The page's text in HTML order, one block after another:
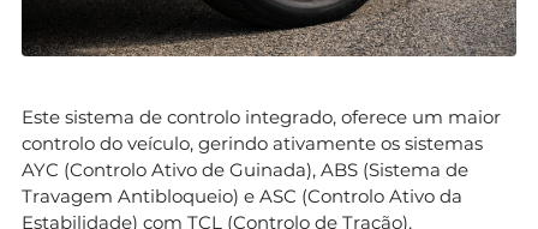
Este sistema de controlo integrado, oferece um maior
controlo do veículo, gerindo ativamente os sistemas
AYC (Controlo Ativo de Guinada), ABS (Sistema de
Travagem Antibloqueio) e ASC (Controlo Ativo da
Estabilidade) com TCL (Controlo de Tração),